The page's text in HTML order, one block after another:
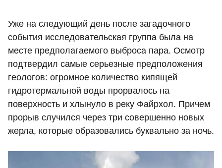
Уже на следующий день после загадочного
события исследовательская группа была на
месте предполагаемого выброса пара. Осмотр
подтвердил самые серьезные предположения
геологов: огромное количество кипящей
гидротермальной воды прорвалось на
поверхность и хлынуло в реку Файрхол. Причем
прорыв случился через три совершенно новых
жерла, которые образовались буквально за ночь.